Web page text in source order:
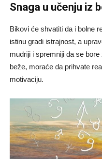
Snaga u učenju iz
Bikovi će shvatiti da i bolne
istinu gradi istrajnost, a
mudriji i spremniji da se
beže, moraće da prihvate
motivaciju.